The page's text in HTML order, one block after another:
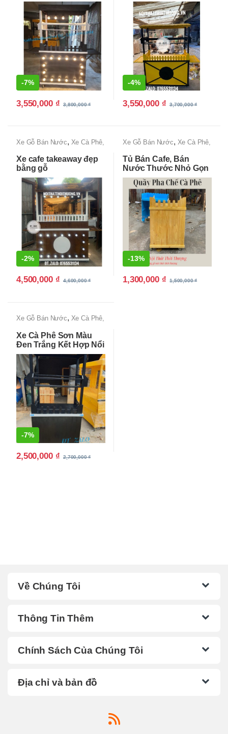
-7%
3,550,000 ₫ 3,800,000₫
-4%
3,550,000 ₫ 3,700,000₫
Xe Gỗ Bán Nước, Xe Cà Phê,
Xe cafe takeaway đẹp
bằng gỗ
-2%
4,500,000 ₫ 4,600,000₫
Xe Gỗ Bán Nước, Xe Cà Phê,
Tủ Bán Cafe, Bán
Nước Thước Nhỏ Gọn
-13%
1,300,000 ₫ 1,500,000₫
Xe Gỗ Bán Nước, Xe Cà Phê,
Xe Cà Phê Sơn Màu
Đen Trắng Kết Hợp Nổi
Bật
-7%
2,500,000 ₫ 2,700,000₫
Về Chúng Tôi
Thông Tin Thêm
Chính Sách Của Chúng Tôi
Địa chỉ và bản đồ